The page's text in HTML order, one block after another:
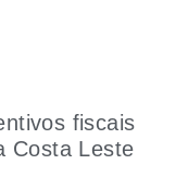
fiscais
Costa Leste